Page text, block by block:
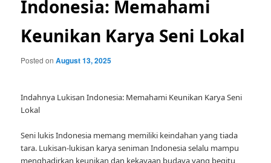
Indonesia: Memahami
Keunikan Karya Seni Lokal
Posted onAugust 13, 2025
Indahnya Lukisan Indonesia: Memahami Keunikan Karya Seni
Lokal
Seni lukis Indonesia memang memiliki keindahan yang tiada
tara. Lukisan-lukisan karya seniman Indonesia selalu mampu
menghadirkan keunikan dan kekayaan budaya yang begitu